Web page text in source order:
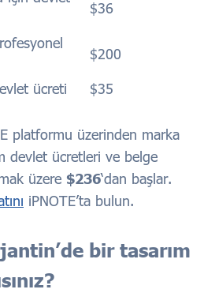
$36
$200
ücreti
$35
platformu üzerinden marka
devlet ücretleri ve belge
üzere $236‘dan başlar.
iPNOTE’ta bulun.
bir tasarım